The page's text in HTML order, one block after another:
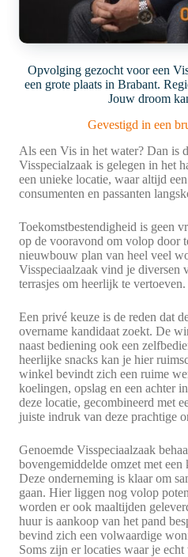
Opvolging gezocht voor een
een grote plaats in Brabant.
Jouw droom
Gevestigd in een
Als een Vis in het water? Dan is
Visspecialzaak is gelegen in het
een unieke locatie, waar altijd
consumenten en passanten
Toekomstbestendigheid is geen
op de vooravond om volop door
nieuwbouw plan van heel veel
Visspeciaalzaak vind je diversen
terrasjes om heerlijk te vertoeven.
Een privé keuze is de reden dat
overname kandidaat zoekt. De
naast bediening ook een
heerlijke snacks kan je hier
winkel bevindt zich een ruime
koelingen, opslag en een achter
deze locatie, gecombineerd met
juiste indruk van deze prachtige
Genoemde Visspeciaalzaak
bovengemiddelde omzet met
Deze onderneming is klaar om
gaan. Hier liggen nog volop
worden er ook maaltijden
huur is aankoop van het pand
bevind zich een volwaardige
Soms zijn er locaties waar je